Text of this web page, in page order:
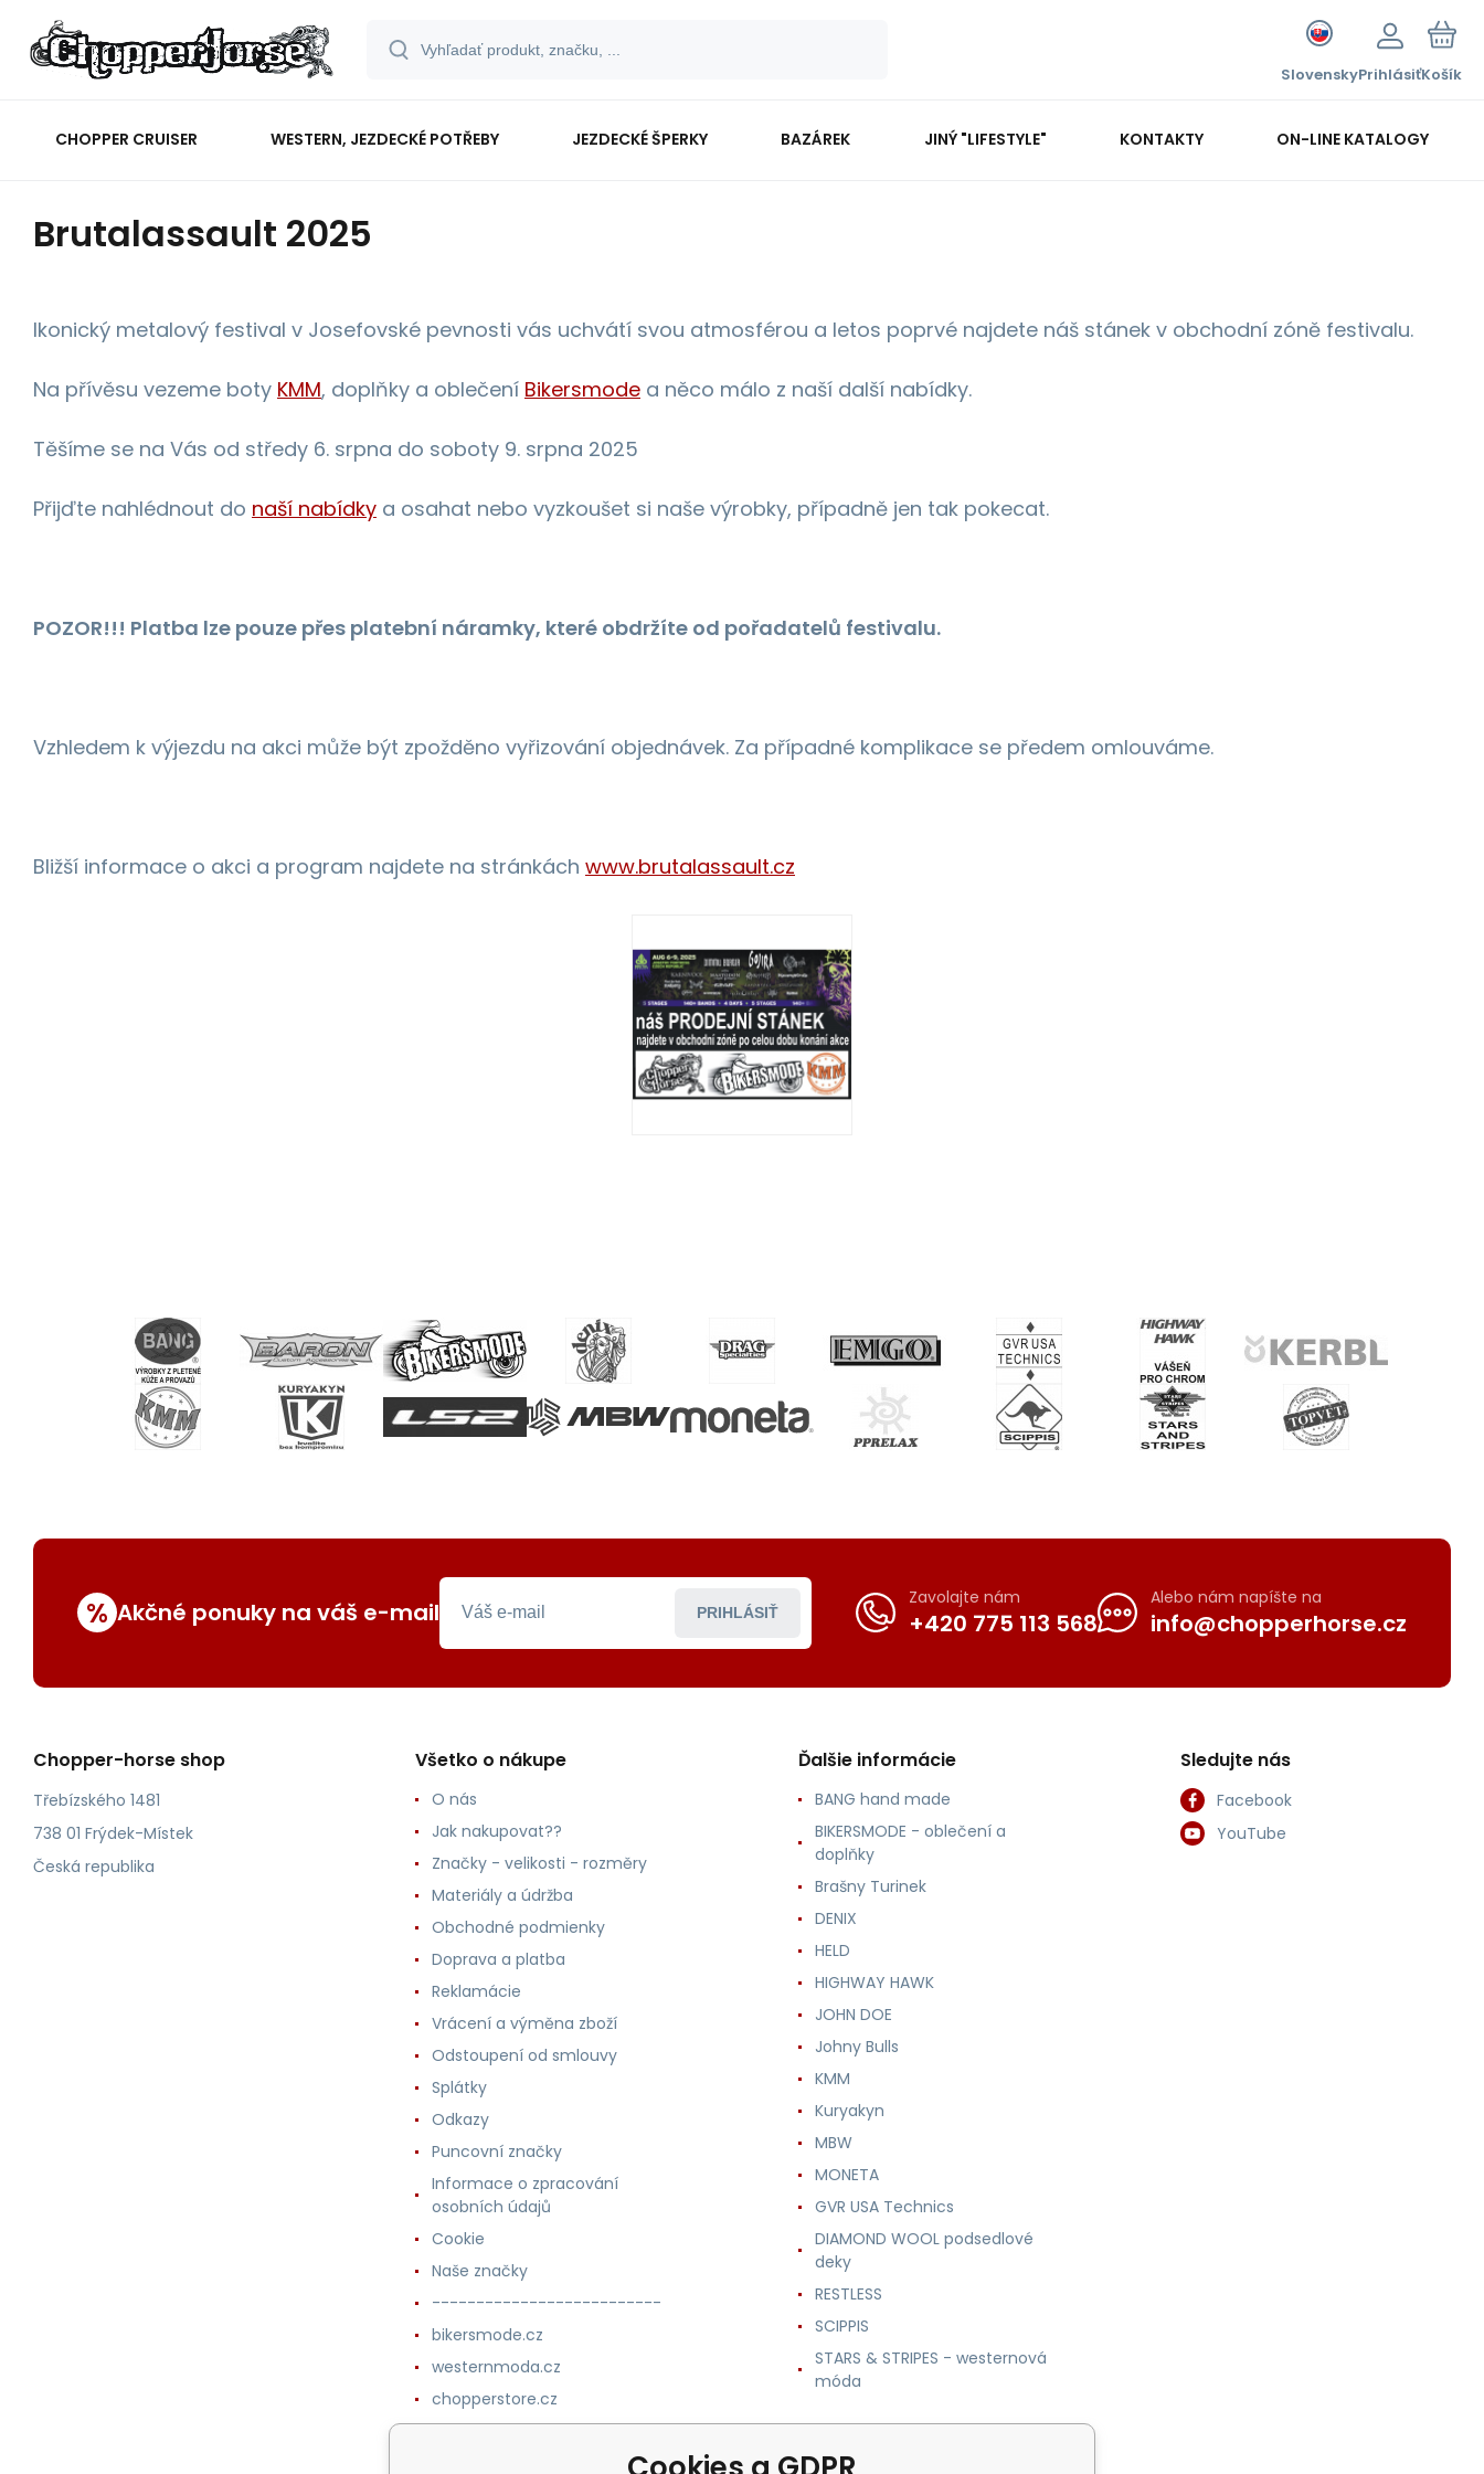
SlovenskyPrihlásiťKošík
CHOPPER CRUISER WESTERN, JEZDECKÉ POTŘEBY JEZDECKÉ ŠPERKY BAZÁREK JINÝ "LIFESTYLE" KONTAKTY ON-LINE KATALOGY
Brutalassault 2025
Ikonický metalový festival v Josefovské pevnosti vás uchvátí svou atmosférou a letos poprvé najdete náš stánek v obchodní zóně festivalu.
Na přívěsu vezeme boty KMM, doplňky a oblečení Bikersmode a něco málo z naší další nabídky.
Těšíme se na Vás od středy 6. srpna do soboty 9. srpna 2025
Přijďte nahlédnout do naší nabídky a osahat nebo vyzkoušet si naše výrobky, případně jen tak pokecat.
POZOR!!! Platba lze pouze přes platební náramky, které obdržíte od pořadatelů festivalu.
Vzhledem k výjezdu na akci může být zpožděno vyřizování objednávek. Za případné komplikace se předem omlouváme.
Bližší informace o akci a program najdete na stránkách www.brutalassault.cz
% Akčné ponuky na váš e-mail PRIHLÁSIŤ
Zavolajte nám
+420 775 113 568
Alebo nám napíšte na
info@chopperhorse.cz
Chopper-horse shop
Třebízského 1481
738 01 Frýdek-Místek
Česká republika
Všetko o nákupe
O nás
Jak nakupovat??
Značky - velikosti - rozměry
Materiály a údržba
Obchodné podmienky
Doprava a platba
Reklamácie
Vrácení a výměna zboží
Odstoupení od smlouvy
Splátky
Odkazy
Puncovní značky
Informace o zpracování
osobních údajů
Cookie
Naše značky
--------------------------
bikersmode.cz
westernmoda.cz
chopperstore.cz
westerntrade.cz
Ďalšie informácie
BANG hand made
BIKERSMODE - oblečení a
doplňky
Brašny Turinek
DENIX
HELD
HIGHWAY HAWK
JOHN DOE
Johny Bulls
KMM
Kuryakyn
MBW
MONETA
GVR USA Technics
DIAMOND WOOL podsedlové
deky
RESTLESS
SCIPPIS
STARS & STRIPES - westernová
móda
Sledujte nás
Facebook
YouTube